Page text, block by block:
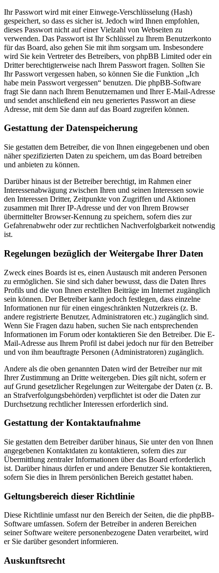
Ihr Passwort wird mit einer Einwege-Verschlüsselung (Hash)
gespeichert, so dass es sicher ist. Jedoch wird Ihnen empfohlen,
dieses Passwort nicht auf einer Vielzahl von Webseiten zu
verwenden. Das Passwort ist Ihr Schlüssel zu Ihrem Benutzerkonto
für das Board, also gehen Sie mit ihm sorgsam um. Insbesondere
wird Sie kein Vertreter des Betreibers, von phpBB Limited oder ein
Dritter berechtigterweise nach Ihrem Passwort fragen. Sollten Sie
Ihr Passwort vergessen haben, so können Sie die Funktion „Ich
habe mein Passwort vergessen“ benutzen. Die phpBB-Software
fragt Sie dann nach Ihrem Benutzernamen und Ihrer E-Mail-Adresse
und sendet anschließend ein neu generiertes Passwort an diese
Adresse, mit dem Sie dann auf das Board zugreifen können.
Gestattung der Datenspeicherung
Sie gestatten dem Betreiber, die von Ihnen eingegebenen und oben
näher spezifizierten Daten zu speichern, um das Board betreiben
und anbieten zu können.
Darüber hinaus ist der Betreiber berechtigt, im Rahmen einer
Interessenabwägung zwischen Ihren und seinen Interessen sowie
den Interessen Dritter, Zeitpunkte von Zugriffen und Aktionen
zusammen mit Ihrer IP-Adresse und der von Ihrem Browser
übermittelter Browser-Kennung zu speichern, sofern dies zur
Gefahrenabwehr oder zur rechtlichen Nachverfolgbarkeit notwendig
ist.
Regelungen bezüglich der Weitergabe Ihrer Daten
Zweck eines Boards ist es, einen Austausch mit anderen Personen
zu ermöglichen. Sie sind sich daher bewusst, dass die Daten Ihres
Profils und die von Ihnen erstellten Beiträge im Internet zugänglich
sein können. Der Betreiber kann jedoch festlegen, dass einzelne
Informationen nur für einen eingeschränkten Nutzerkreis (z. B.
andere registrierte Benutzer, Administratoren etc.) zugänglich sind.
Wenn Sie Fragen dazu haben, suchen Sie nach entsprechenden
Informationen im Forum oder kontaktieren Sie den Betreiber. Die E-
Mail-Adresse aus Ihrem Profil ist dabei jedoch nur für den Betreiber
und von ihm beauftragte Personen (Administratoren) zugänglich.
Andere als die oben genannten Daten wird der Betreiber nur mit
Ihrer Zustimmung an Dritte weitergeben. Dies gilt nicht, sofern er
auf Grund gesetzlicher Regelungen zur Weitergabe der Daten (z. B.
an Strafverfolgungsbehörden) verpflichtet ist oder die Daten zur
Durchsetzung rechtlicher Interessen erforderlich sind.
Gestattung der Kontaktaufnahme
Sie gestatten dem Betreiber darüber hinaus, Sie unter den von Ihnen
angegebenen Kontaktdaten zu kontaktieren, sofern dies zur
Übermittlung zentraler Informationen über das Board erforderlich
ist. Darüber hinaus dürfen er und andere Benutzer Sie kontaktieren,
sofern Sie dies in Ihrem persönlichen Bereich gestattet haben.
Geltungsbereich dieser Richtlinie
Diese Richtlinie umfasst nur den Bereich der Seiten, die die phpBB-
Software umfassen. Sofern der Betreiber in anderen Bereichen
seiner Software weitere personenbezogene Daten verarbeitet, wird
er Sie darüber gesondert informieren.
Auskunftsrecht